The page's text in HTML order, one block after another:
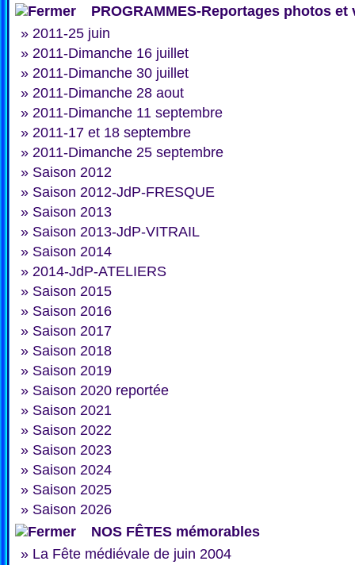
PROGRAMMES-Reportages photos et
» 2011-25 juin
» 2011-Dimanche 16 juillet
» 2011-Dimanche 30 juillet
» 2011-Dimanche 28 aout
» 2011-Dimanche 11 septembre
» 2011-17 et 18 septembre
» 2011-Dimanche 25 septembre
» Saison 2012
» Saison 2012-JdP-FRESQUE
» Saison 2013
» Saison 2013-JdP-VITRAIL
» Saison 2014
» 2014-JdP-ATELIERS
» Saison 2015
» Saison 2016
» Saison 2017
» Saison 2018
» Saison 2019
» Saison 2020 reportée
» Saison 2021
» Saison 2022
» Saison 2023
» Saison 2024
» Saison 2025
» Saison 2026
NOS FÊTES mémorables
» La Fête médiévale de juin 2004